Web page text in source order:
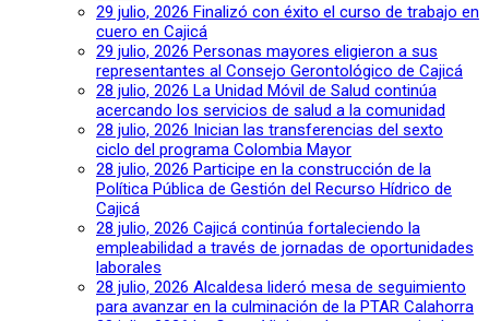
29 julio, 2026 Finalizó con éxito el curso de trabajo en
cuero en Cajicá
29 julio, 2026 Personas mayores eligieron a sus
representantes al Consejo Gerontológico de Cajicá
28 julio, 2026 La Unidad Móvil de Salud continúa
acercando los servicios de salud a la comunidad
28 julio, 2026 Inician las transferencias del sexto
ciclo del programa Colombia Mayor
28 julio, 2026 Participe en la construcción de la
Política Pública de Gestión del Recurso Hídrico de
Cajicá
28 julio, 2026 Cajicá continúa fortaleciendo la
empleabilidad a través de jornadas de oportunidades
laborales
28 julio, 2026 Alcaldesa lideró mesa de seguimiento
para avanzar en la culminación de la PTAR Calahorra